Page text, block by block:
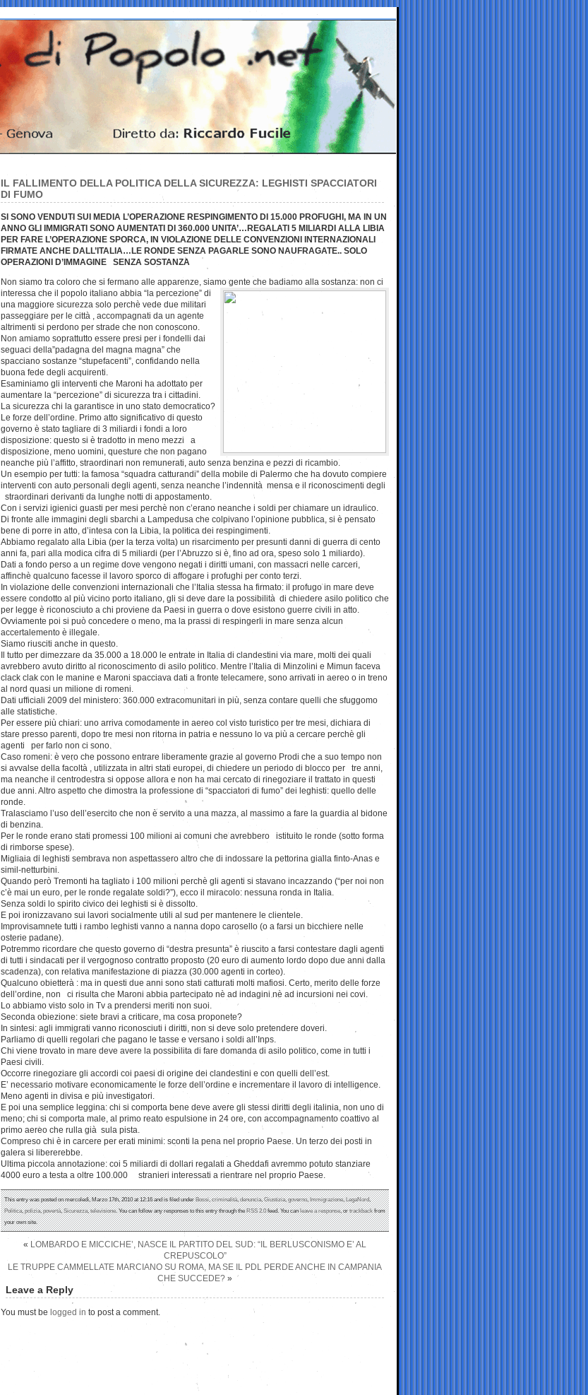
IL FALLIMENTO DELLA POLITICA DELLA SICUREZZA: LEGHISTI SPACCIATORI
DI FUMO
SI SONO VENDUTI SUI MEDIA L’OPERAZIONE RESPINGIMENTO DI 15.000 PROFUGHI, MA IN UN
ANNO GLI IMMIGRATI SONO AUMENTATI DI 360.000 UNITA’…REGALATI 5 MILIARDI ALLA LIBIA
PER FARE L’OPERAZIONE SPORCA, IN VIOLAZIONE DELLE CONVENZIONI INTERNAZIONALI
FIRMATE ANCHE DALL’ITALIA…LE RONDE SENZA PAGARLE SONO NAUFRAGATE.. SOLO
OPERAZIONI D’IMMAGINE SENZA SOSTANZA
Non siamo tra coloro che si fermano alle apparenze, siamo gente che badiamo alla sostanza: non ci
interessa che il popolo italiano abbia “la percezione” di
una maggiore sicurezza solo perchè vede due militari
passeggiare per le città , accompagnati da un agente
altrimenti si perdono per strade che non conoscono.
Non amiamo soprattutto essere presi per i fondelli dai
seguaci della”padagna del magna magna” che
spacciano sostanze “stupefacenti”, confidando nella
buona fede degli acquirenti.
Esaminiamo gli interventi che Maroni ha adottato per
aumentare la “percezione” di sicurezza tra i cittadini.
La sicurezza chi la garantisce in uno stato democratico?
Le forze dell’ordine. Primo atto significativo di questo
governo è stato tagliare di 3 miliardi i fondi a loro
disposizione: questo si è tradotto in meno mezzi a
disposizione, meno uomini, questure che non pagano
neanche più l’affitto, straordinari non remunerati, auto senza benzina e pezzi di ricambio.
Un esempio per tutti: la famosa “squadra catturandi” della mobile di Palermo che ha dovuto compiere
interventi con auto personali degli agenti, senza neanche l’indennità mensa e il riconoscimenti degli
straordinari derivanti da lunghe notti di appostamento.
Con i servizi igienici guasti per mesi perchè non c’erano neanche i soldi per chiamare un idraulico.
Di fronte alle immagini degli sbarchi a Lampedusa che colpivano l’opinione pubblica, si è pensato
bene di porre in atto, d’intesa con la Libia, la politica dei respingimenti.
Abbiamo regalato alla Libia (per la terza volta) un risarcimento per presunti danni di guerra di cento
anni fa, pari alla modica cifra di 5 miliardi (per l’Abruzzo si è, fino ad ora, speso solo 1 miliardo).
Dati a fondo perso a un regime dove vengono negati i diritti umani, con massacri nelle carceri,
affinchè qualcuno facesse il lavoro sporco di affogare i profughi per conto terzi.
In violazione delle convenzioni internazionali che l’Italia stessa ha firmato: il profugo in mare deve
essere condotto al più vicino porto italiano, gli si deve dare la possibilità di chiedere asilo politico che
per legge è riconosciuto a chi proviene da Paesi in guerra o dove esistono guerre civili in atto.
Ovviamente poi si può concedere o meno, ma la prassi di respingerli in mare senza alcun
accertalemento è illegale.
Siamo riusciti anche in questo.
Il tutto per dimezzare da 35.000 a 18.000 le entrate in Italia di clandestini via mare, molti dei quali
avrebbero avuto diritto al riconoscimento di asilo politico. Mentre l’Italia di Minzolini e Mimun faceva
clack clak con le manine e Maroni spacciava dati a fronte telecamere, sono arrivati in aereo o in treno
al nord quasi un milione di romeni.
Dati ufficiali 2009 del ministero: 360.000 extracomunitari in più, senza contare quelli che sfuggomo
alle statistiche.
Per essere più chiari: uno arriva comodamente in aereo col visto turistico per tre mesi, dichiara di
stare presso parenti, dopo tre mesi non ritorna in patria e nessuno lo va più a cercare perchè gli
agenti per farlo non ci sono.
Caso romeni: è vero che possono entrare liberamente grazie al governo Prodi che a suo tempo non
si avvalse della facoltà , utilizzata in altri stati europei, di chiedere un periodo di blocco per tre anni,
ma neanche il centrodestra si oppose allora e non ha mai cercato di rinegoziare il trattato in questi
due anni. Altro aspetto che dimostra la professione di “spacciatori di fumo” dei leghisti: quello delle
ronde.
Tralasciamo l’uso dell’esercito che non è servito a una mazza, al massimo a fare la guardia al bidone
di benzina.
Per le ronde erano stati promessi 100 milioni ai comuni che avrebbero istituito le ronde (sotto forma
di rimborse spese).
Migliaia di leghisti sembrava non aspettassero altro che di indossare la pettorina gialla finto-Anas e
simil-netturbini.
Quando però Tremonti ha tagliato i 100 milioni perchè gli agenti si stavano incazzando (“per noi non
c’è mai un euro, per le ronde regalate soldi?”), ecco il miracolo: nessuna ronda in Italia.
Senza soldi lo spirito civico dei leghisti si è dissolto.
E poi ironizzavano sui lavori socialmente utili al sud per mantenere le clientele.
Improvisamnete tutti i rambo leghisti vanno a nanna dopo carosello (o a farsi un bicchiere nelle
osterie padane).
Potremmo ricordare che questo governo di “destra presunta” è riuscito a farsi contestare dagli agenti
di tutti i sindacati per il vergognoso contratto proposto (20 euro di aumento lordo dopo due anni dalla
scadenza), con relativa manifestazione di piazza (30.000 agenti in corteo).
Qualcuno obietterà : ma in questi due anni sono stati catturati molti mafiosi. Certo, merito delle forze
dell’ordine, non ci risulta che Maroni abbia partecipato nè ad indagini nè ad incursioni nei covi.
Lo abbiamo visto solo in Tv a prendersi meriti non suoi.
Seconda obiezione: siete bravi a criticare, ma cosa proponete?
In sintesi: agli immigrati vanno riconosciuti i diritti, non si deve solo pretendere doveri.
Parliamo di quelli regolari che pagano le tasse e versano i soldi all’Inps.
Chi viene trovato in mare deve avere la possibilita di fare domanda di asilo politico, come in tutti i
Paesi civili.
Occorre rinegoziare gli accordi coi paesi di origine dei clandestini e con quelli dell’est.
E’ necessario motivare economicamente le forze dell’ordine e incrementare il lavoro di intelligence.
Meno agenti in divisa e più investigatori.
E poi una semplice leggina: chi si comporta bene deve avere gli stessi diritti degli italinia, non uno di
meno; chi si comporta male, al primo reato espulsione in 24 ore, con accompagnamento coattivo al
primo aereo che rulla già sula pista.
Compreso chi è in carcere per erati minimi: sconti la pena nel proprio Paese. Un terzo dei posti in
galera si libererebbe.
Ultima piccola annotazione: coi 5 miliardi di dollari regalati a Gheddafi avremmo potuto stanziare
4000 euro a testa a oltre 100.000 stranieri interessati a rientrare nel proprio Paese.
This entry was posted on mercoledì, Marzo 17th, 2010 at 12:16 and is filed underBossi,criminalità,denuncia,Giustizia,governo,Immigrazione,LegaNord,
Politica,polizia,povertà,Sicurezza,televisione. You can follow any responses to this entry through theRSS 2.0feed. You canleave a response, ortrackbackfrom
your own site.
« LOMBARDO E MICCICHE’, NASCE IL PARTITO DEL SUD: “IL BERLUSCONISMO E’ AL
CREPUSCOLO”
LE TRUPPE CAMMELLATE MARCIANO SU ROMA, MA SE IL PDL PERDE ANCHE IN CAMPANIA
CHE SUCCEDE? »
Leave a Reply
You must be logged in to post a comment.